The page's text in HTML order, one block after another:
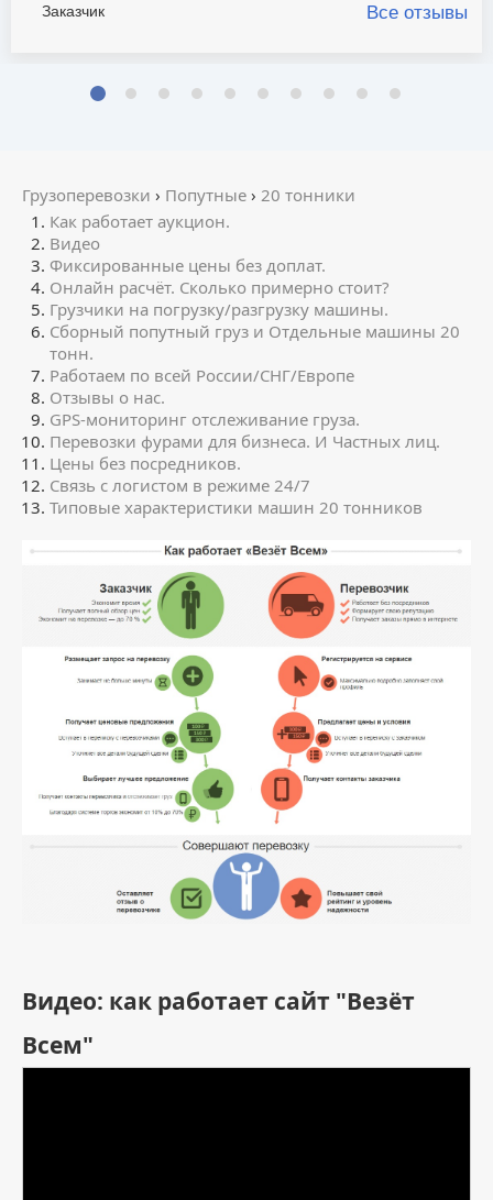
Заказчик Все отзывы
Грузоперевозки › Попутные › 20 тонники
Как работает аукцион.
Видео
Фиксированные цены без доплат.
Онлайн расчёт. Сколько примерно стоит?
Грузчики на погрузку/разгрузку машины.
Сборный попутный груз и Отдельные машины 20
тонн.
Работаем по всей России/СНГ/Европе
Отзывы о нас.
GPS-мониторинг отслеживание груза.
Перевозки фурами для бизнеса. И Частных лиц.
Цены без посредников.
Связь с логистом в режиме 24/7
Типовые характеристики машин 20 тонников
Видео: как работает сайт "Везёт
Всем"